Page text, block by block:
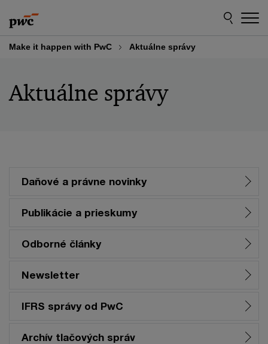
to
content
to
footer
Make it happen with PwC Aktuálne správy
Aktuálne správy
Daňové a právne novinky
Publikácie a prieskumy
Odborné články
Newsletter
IFRS správy od PwC
Archív tlačových správ